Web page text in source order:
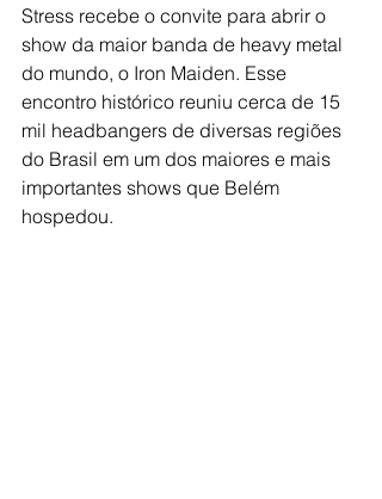
Stress recebe o convite para abrir o
show da maior banda de heavy metal
do mundo, o Iron Maiden. Esse
encontro histórico reuniu cerca de 15
mil headbangers de diversas regiões
do Brasil em um dos maiores e mais
importantes shows que Belém
hospedou.